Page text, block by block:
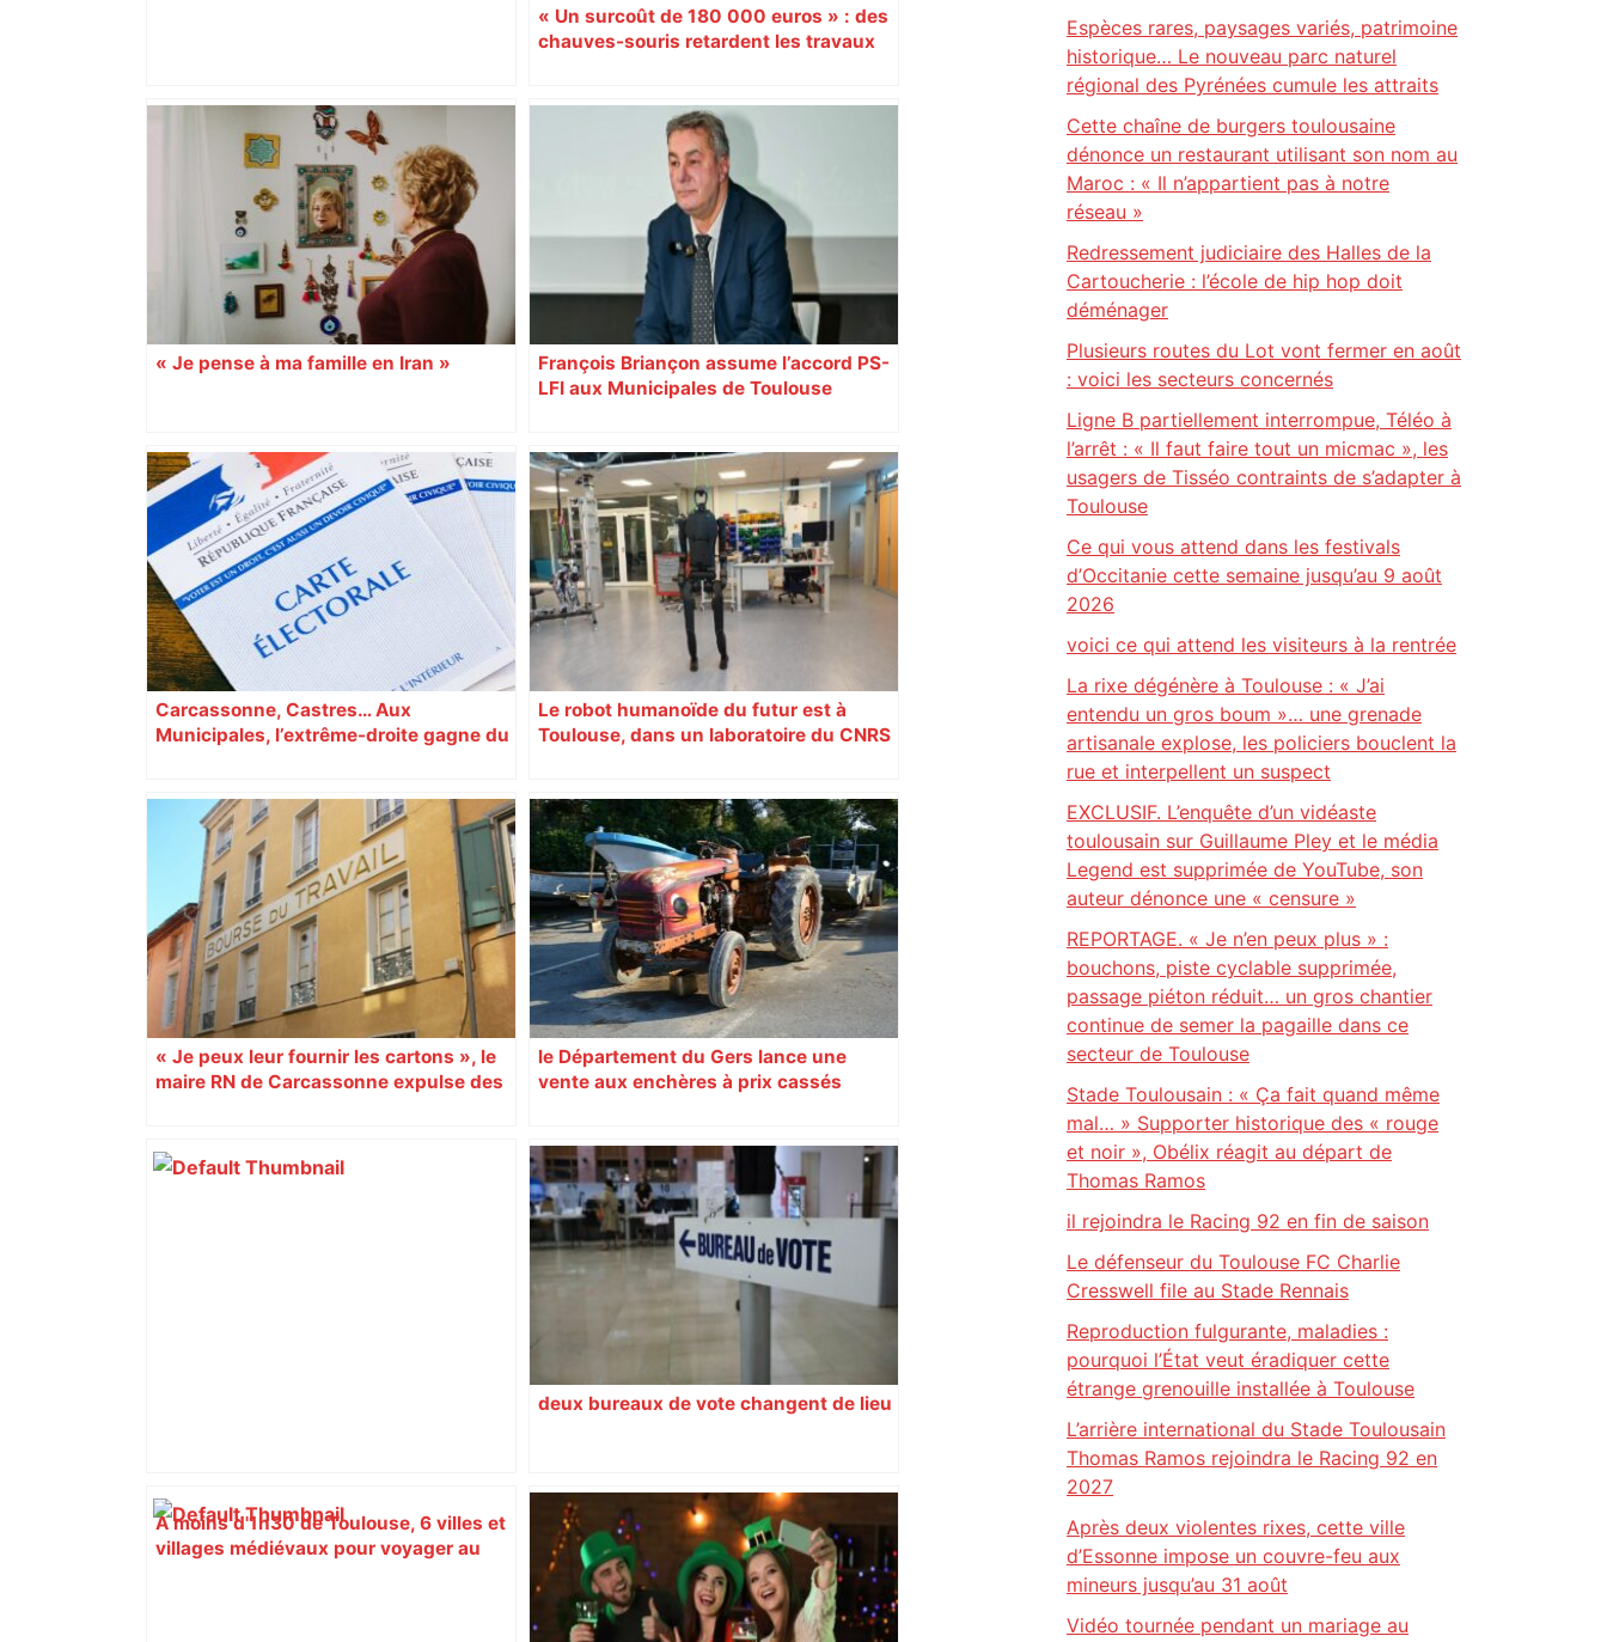
Municipales 2026 : le maire élu à 16
voix d’écart, près de Toulouse le duel
se rejoue devant le tribunal
administratif – ladepeche.fr
« Un surcoût de 180 000 euros » : des
chauves-souris retardent les travaux
« Je pense à ma famille en Iran »
François Briançon assume l’accord PS-
LFI aux Municipales de Toulouse
Carcassonne, Castres… Aux
Municipales, l’extrême-droite gagne du
Le robot humanoïde du futur est à
Toulouse, dans un laboratoire du CNRS
« Je peux leur fournir les cartons », le
maire RN de Carcassonne expulse des
le Département du Gers lance une
vente aux enchères à prix cassés
A moins d'1h30 de Toulouse, 6 villes et
villages médiévaux pour voyager au
deux bureaux de vote changent de lieu
Espèces rares, paysages variés, patrimoine
historique… Le nouveau parc naturel
régional des Pyrénées cumule les attraits
Cette chaîne de burgers toulousaine
dénonce un restaurant utilisant son nom au
Maroc : « Il n’appartient pas à notre
réseau »
Redressement judiciaire des Halles de la
Cartoucherie : l’école de hip hop doit
déménager
Plusieurs routes du Lot vont fermer en août
: voici les secteurs concernés
Ligne B partiellement interrompue, Téléo à
l’arrêt : « Il faut faire tout un micmac », les
usagers de Tisséo contraints de s’adapter à
Toulouse
Ce qui vous attend dans les festivals
d’Occitanie cette semaine jusqu’au 9 août
2026
voici ce qui attend les visiteurs à la rentrée
La rixe dégénère à Toulouse : « J’ai
entendu un gros boum »… une grenade
artisanale explose, les policiers bouclent la
rue et interpellent un suspect
EXCLUSIF. L’enquête d’un vidéaste
toulousain sur Guillaume Pley et le média
Legend est supprimée de YouTube, son
auteur dénonce une « censure »
REPORTAGE. « Je n’en peux plus » :
bouchons, piste cyclable supprimée,
passage piéton réduit… un gros chantier
continue de semer la pagaille dans ce
secteur de Toulouse
Stade Toulousain : « Ça fait quand même
mal… » Supporter historique des « rouge
et noir », Obélix réagit au départ de
Thomas Ramos
il rejoindra le Racing 92 en fin de saison
Le défenseur du Toulouse FC Charlie
Cresswell file au Stade Rennais
Reproduction fulgurante, maladies :
pourquoi l’État veut éradiquer cette
étrange grenouille installée à Toulouse
L’arrière international du Stade Toulousain
Thomas Ramos rejoindra le Racing 92 en
2027
Après deux violentes rixes, cette ville
d’Essonne impose un couvre-feu aux
mineurs jusqu’au 31 août
Vidéo tournée pendant un mariage au